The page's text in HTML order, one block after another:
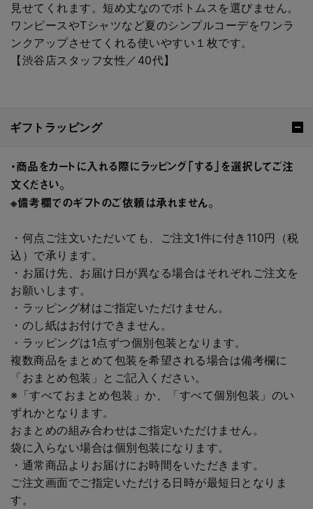
見せてくれます。短め丈なのでボトムスを選びません。
ワンピースやTシャツなど夏のシンプルコーデをワンラ
ンクアップさせてくれる使いやすい１枚です。
【渋谷店スタッフ女性／40代】
ギフトラッピング
・商品をカートに入れる際にラッピング「する」を選択してご注
文ください。
※備考欄でのギフトのご依頼は承れません。
・何点ご注文いただいても、ご注文1件に付き110円（税
込）で承ります。
・お届け先、お届け日が異なる場合はそれぞれご注文を
お願いします。
・ラッピング材はご指定いただけません。
・のし紙はお付けできません。
・ラッピングは1点ずつ個別包装となります。
複数商品をまとめて包装を希望される場合は備考欄に
「おまとめ包装」とご記入ください。
※「すべておまとめ包装」か、「すべて個別包装」のい
ずれかとなります。
おまとめの組み合わせはご指定いただけません。
袋に入らない場合は個別包装になります。
・通常商品よりお届けにお時間をいただきます。
ご注文画面でご指定いただける日時が最短日となりま
す。